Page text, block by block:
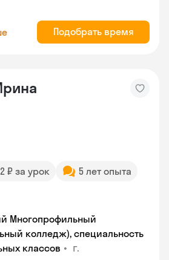
Подобрать время
₽ за урок
5 лет опыта
Многопрофильный
колледж), специальность
классов • г.